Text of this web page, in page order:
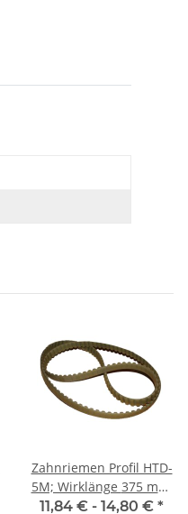
Zahnriemen Profil HTD-
5M; Wirklänge 375 mm,
Riemenbreite 15 mm
11,84 € - 14,80 € *